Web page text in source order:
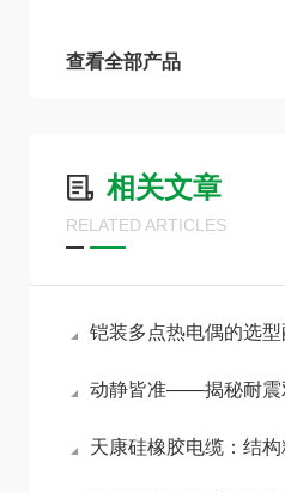
查看全部产品
相关文章
RELATED ARTICLES
铠装多点热电偶的选型配置与特殊应
动静皆准——揭秘耐震双金属温度计在强振动
天康硅橡胶电缆：结构精良